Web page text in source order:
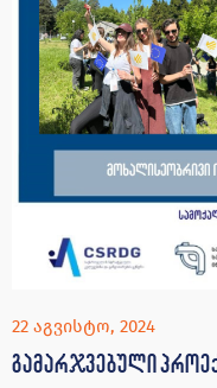
22 აგვისტო, 2024
გამარჯვებული